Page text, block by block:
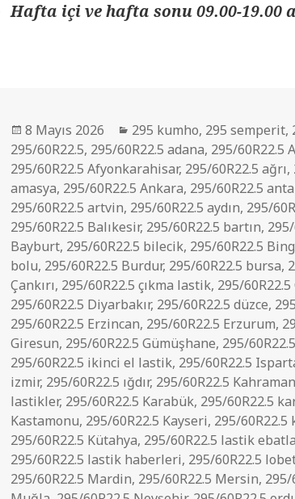
Hafta içi ve hafta sonu 09.00-19.00
Yayın
tarihi
8 Mayıs 2026 Kategoriler
295 kumho, 295 semperit,
295/60R22.5, 295/60R22.5 adana, 295/60R22.5
295/60R22.5 Afyonkarahisar, 295/60R22.5 ağrı,
amasya, 295/60R22.5 Ankara, 295/60R22.5
295/60R22.5 artvin, 295/60R22.5 aydın, 295/
295/60R22.5 Balıkesir, 295/60R22.5 bartın,
Bayburt, 295/60R22.5 bilecik, 295/60R22.5
bolu, 295/60R22.5 Burdur, 295/60R22.5 bursa,
Çankırı, 295/60R22.5 çıkma lastik, 295/
295/60R22.5 Diyarbakır, 295/60R22.5 düzce,
295/60R22.5 Erzincan, 295/60R22.5 Erzurum,
Giresun, 295/60R22.5 Gümüşhane, 295/
295/60R22.5 ikinci el lastik, 295/60R22.5
izmir, 295/60R22.5 ığdır, 295/60R22.5
lastikler, 295/60R22.5 Karabük, 295/60R22.5
Kastamonu, 295/60R22.5 Kayseri, 295/60R22.5
295/60R22.5 Kütahya, 295/60R22.5 lastik
295/60R22.5 lastik haberleri, 295/60R22.5
295/60R22.5 Mardin, 295/60R22.5 Mersin,